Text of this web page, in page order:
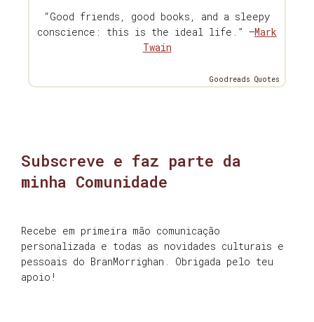
“Good friends, good books, and a sleepy
conscience: this is the ideal life.” —Mark
Twain
Goodreads Quotes
Subscreve e faz parte da
minha Comunidade
Recebe em primeira mão comunicação
personalizada e todas as novidades culturais e
pessoais do BranMorrighan. Obrigada pelo teu
apoio!